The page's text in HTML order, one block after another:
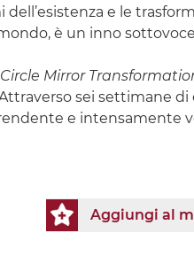
e le
è un inno
Circle Mirror
sei settimane
e intensamente
Aggiungi al